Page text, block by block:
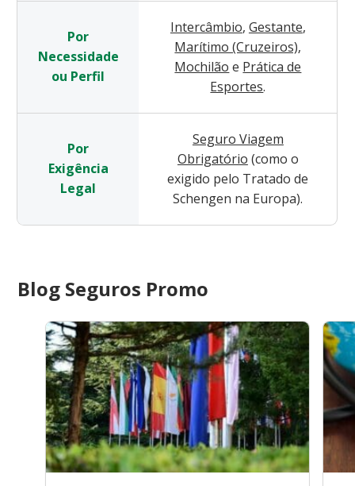
Por
Necessidade
ou Perfil
Intercâmbio, Gestante,
Marítimo (Cruzeiros),
Mochilão e Prática de
Esportes.
Por
Exigência
Legal
Seguro Viagem
Obrigatório (como o
exigido pelo Tratado de
Schengen na Europa).
Blog Seguros Promo